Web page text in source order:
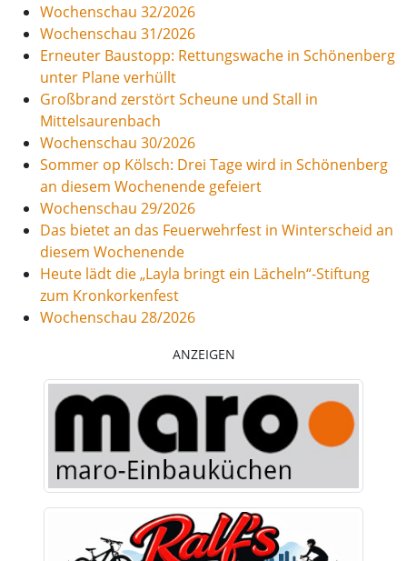
Wochenschau 32/2026
Wochenschau 31/2026
Erneuter Baustopp: Rettungswache in Schönenberg
unter Plane verhüllt
Großbrand zerstört Scheune und Stall in
Mittelsaurenbach
Wochenschau 30/2026
Sommer op Kölsch: Drei Tage wird in Schönenberg
an diesem Wochenende gefeiert
Wochenschau 29/2026
Das bietet an das Feuerwehrfest in Winterscheid an
diesem Wochenende
Heute lädt die „Layla bringt ein Lächeln“-Stiftung
zum Kronkorkenfest
Wochenschau 28/2026
ANZEIGEN